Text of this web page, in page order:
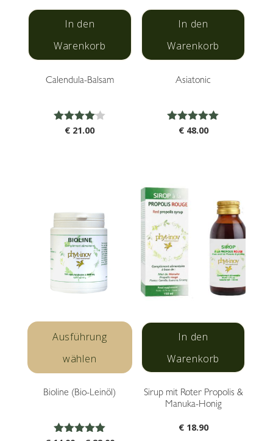
In den
Warenkorb
Calendula-Balsam
Bewertet
€ 21.00
In den
Warenkorb
Asiatonic
Bewertet
€48.00
Ausführung
wählen
Produkt
mehrere
auf.
Bioline (Bio-Leinöl)
In den
Warenkorb
Sirup mit Roter Propolis &
Manuka-Honig
€18.90